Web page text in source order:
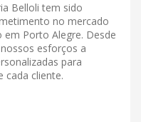
Belloli tem sido
no mercado
Porto Alegre. Desde
esforços a
para
cada cliente.